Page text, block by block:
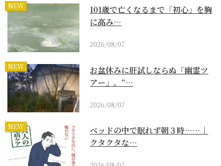
NEW
101歳で亡くなるまで「初心」を胸
に高み…
2026/08/07
NEW
お盆休みに肝試しならぬ「幽霊ツ
アー」。“…
2026/08/07
NEW
ベッドの中で眠れず朝３時……｜
クタクタな…